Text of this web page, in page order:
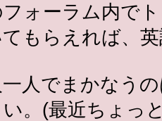
ォーラム内で
もらえれば、
人でまかなう
。(最近ちょっ